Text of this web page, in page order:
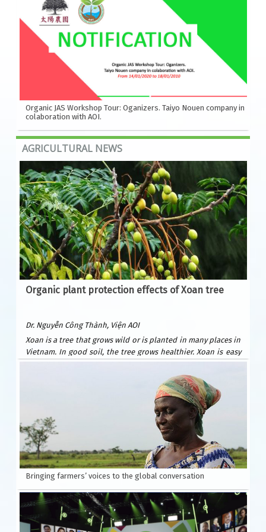
Organic JAS Workshop Tour: Oganizers. Taiyo Nouen company in
colaboration with AOI.
AGRICULTURAL NEWS
Organic plant protection effects of Xoan tree
Dr. Nguyễn Công Thành, Viện AOI
Xoan is a tree that grows wild or is planted in many places in
Vietnam. In good soil, the tree grows healthier. Xoan is easy
to plant and grows quickly. After only 6 years, it can be
exploited for wood to build houses and furniture. Xoan
wood is beautiful and durable, valued as precious forest
wood because it is resistant to termites. Xoan is suitable for
many types of soil: sandy beaches, plains, hills, and fields.
Usually planted by seeds.
According to Wikipedia, Xoan is native to India, southern
China and Australia.
Bringing farmers’ voices to the global conversation